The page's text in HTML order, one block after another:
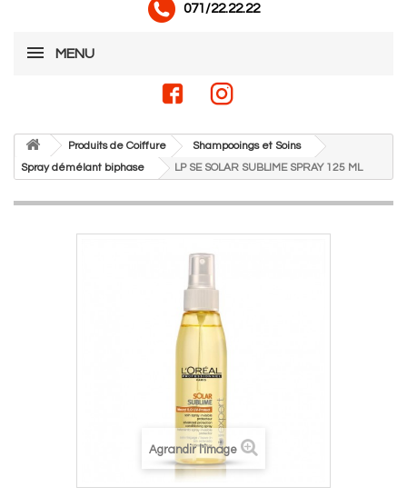
071/22.22.22
MENU
Produits de Coiffure
Shampooings et Soins
Spray démélant biphase
LP SE SOLAR SUBLIME SPRAY 125 ML
Agrandir l'image